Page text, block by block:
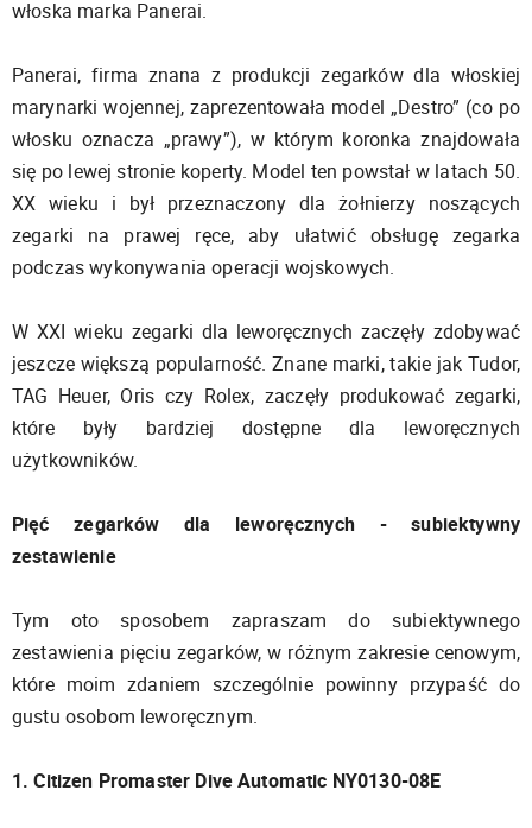
włoska marka Panerai.
Panerai, firma znana z produkcji zegarków dla włoskiej
marynarki wojennej, zaprezentowała model „Destro” (co po
włosku oznacza „prawy”), w którym koronka znajdowała
się po lewej stronie koperty. Model ten powstał w latach 50.
XX wieku i był przeznaczony dla żołnierzy noszących
zegarki na prawej ręce, aby ułatwić obsługę zegarka
podczas wykonywania operacji wojskowych.
W XXI wieku zegarki dla leworęcznych zaczęły zdobywać
jeszcze większą popularność. Znane marki, takie jak Tudor,
TAG Heuer, Oris czy Rolex, zaczęły produkować zegarki,
które były bardziej dostępne dla leworęcznych
użytkowników.
Pięć zegarków dla leworęcznych - subiektywny
zestawienie
Tym oto sposobem zapraszam do subiektywnego
zestawienia pięciu zegarków, w różnym zakresie cenowym,
które moim zdaniem szczególnie powinny przypaść do
gustu osobom leworęcznym.
1. Citizen Promaster Dive Automatic NY0130-08E